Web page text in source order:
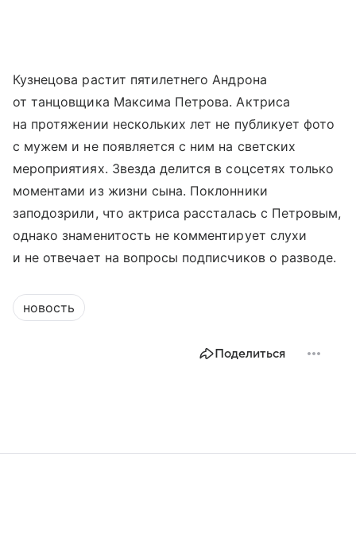
Кузнецова растит пятилетнего Андрона
от танцовщика Максима Петрова. Актриса
на протяжении нескольких лет не публикует фото
с мужем и не появляется с ним на светских
мероприятиях. Звезда делится в соцсетях только
моментами из жизни сына. Поклонники
заподозрили, что актриса рассталась с Петровым,
однако знаменитость не комментирует слухи
и не отвечает на вопросы подписчиков о разводе.
новость
Поделиться